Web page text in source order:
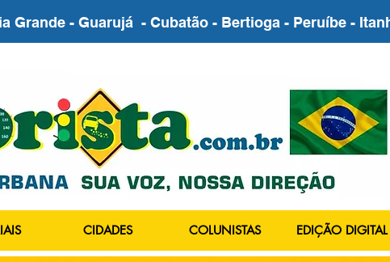
Grande - Guarujá - Cubatão - Bertioga - Peruíbe -
CIDADES COLUNISTAS EDIÇÃO DIGITAL